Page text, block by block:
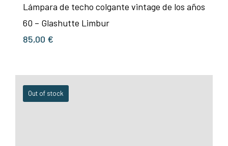
Lámpara de techo colgante vintage de los años
60 – Glashutte Limbur
85,00 €
Out of stock